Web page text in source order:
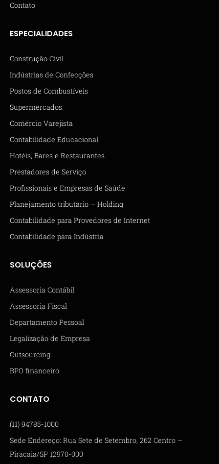
Contato
ESPECIALIDADES
Construção Civil
Indústrias de Confecções
Postos de Combustíveis
Supermercados
Comércio Varejista
Contabilidade Educacional
Hotéis, Bares e Restaurantes
Prestadores de Serviço
Profissionais e Empresas de Saúde
Planejamento tributário – Holding
Contabilidade para Provedores de Internet
Contabilidade para Indústria
SOLUÇÕES
Assessoria Contábil
Assessoria Fiscal
Departamento Pessoal
Legalização de Empresa
Outsourcing
BPO financeiro
CONTATO
(11) 94785-1000
Sede Endereço: Rua Sete de Setembro, 262 Centro –
Piracaia/SP 12970-000